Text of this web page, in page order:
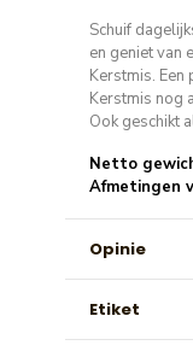
Schuif
en geniet van
Kerstmis. Een
Kerstmis nog
Ook geschikt
Netto
Afmetingen
Opinie
Etiket